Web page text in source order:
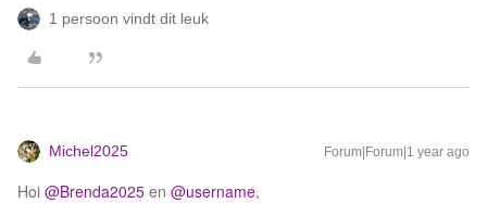
1 persoon vindt dit leuk
Michel2025 Forum|Forum|1 year ago
Hoi ​ @Brenda2025 en ​ @username,